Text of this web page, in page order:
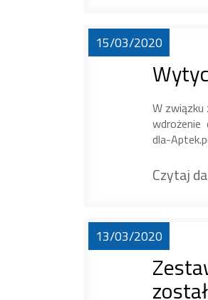
15/03/2020
W związku
wdrożenie
dla-
Czytaj
13/03/2020